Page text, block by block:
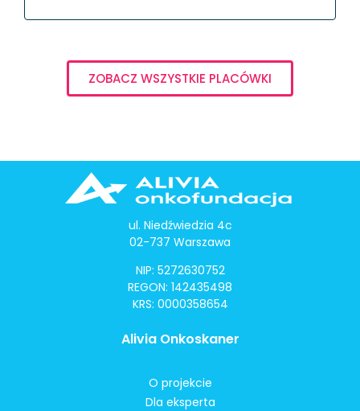
ZOBACZ WSZYSTKIE PLACÓWKI
ul. Niedźwiedzia 4c
02-737 Warszawa
NIP: 5272630752
REGON: 142435498
KRS: 0000358654
Alivia Onkoskaner
O projekcie
Dla eksperta